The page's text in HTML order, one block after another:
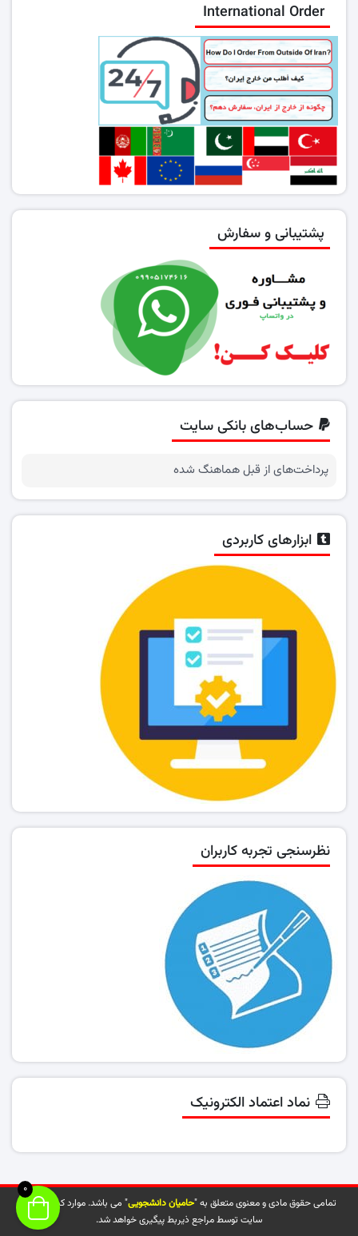
International Order
پشتیبانی و سفارش
حساب‌های بانکی سایت
پرداخت‌های از قبل هماهنگ شده
ابزارهای کاربردی
نظرسنجی تجربه کاربران
نماد اعتماد الکترونیک
تمامی حقوق مادی و معنوی متعلق به "حامیان دانشجویی" می باشد. موارد کپی شده از
سایت توسط مراجع ذیربط پیگیری خواهد شد.
0